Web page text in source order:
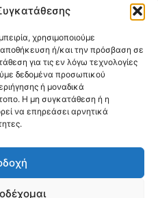
χρησιμοποιούμε
ή/και την πρόσβαση σε
για τις εν λόγω τεχνολογίες
δεδομένα προσωπικού
ή μοναδικά
Η μη συγκατάθεση ή η
να επηρεάσει αρνητικά
ΜΑΣ
Χρήσης